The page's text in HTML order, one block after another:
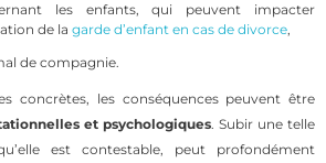
les enfants, qui peuvent impacter
de lagarde d’enfant en cas de divorce,
de compagnie.
concrètes, les conséquences peuvent être
et psychologiques. Subir une telle
est contestable, peut profondément